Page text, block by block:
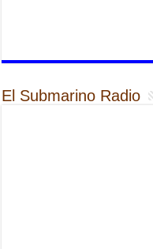
El Submarino Radio